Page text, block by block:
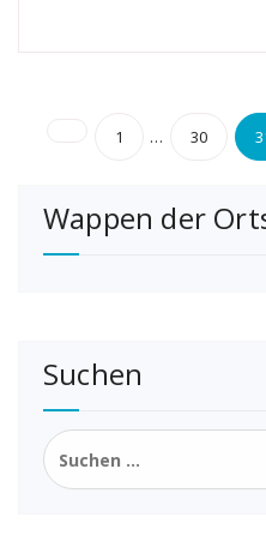
Beiträge
1 … 30
Wappen der
Suchen
Suchen
nach: